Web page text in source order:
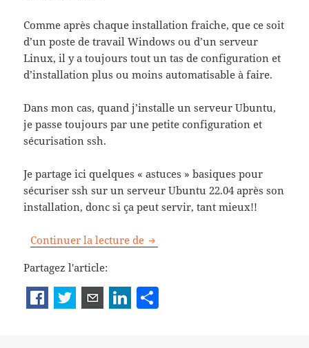
Comme après chaque installation fraiche, que ce soit
d’un poste de travail Windows ou d’un serveur
Linux, il y a toujours tout un tas de configuration et
d’installation plus ou moins automatisable à faire.
Dans mon cas, quand j’installe un serveur Ubuntu,
je passe toujours par une petite configuration et
sécurisation ssh.
Je partage ici quelques « astuces » basiques pour
sécuriser ssh sur un serveur Ubuntu 22.04 après son
installation, donc si ça peut servir, tant mieux!!
Continuer la lecture de Sécuriser ssh sur un serveur
Partagez l'article: